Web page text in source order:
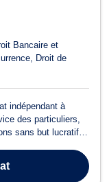
Bancaire et
Droit de
indépendant à
des particuliers,
sans but lucratif. Il
et internationale.